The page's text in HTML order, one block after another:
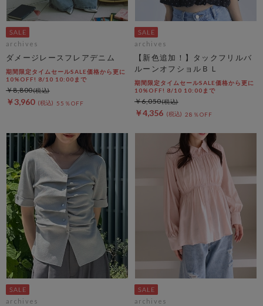
archives
ダメージレースフレアデニム
期間限定タイムセールSALE価格から更に
10%OFF! 8/10 10:00まで
￥3,960 55％OFF
￥8,800
archives
【新色追加！】タックフリルバ
ルーンオフショルＢＬ
期間限定タイムセールSALE価格から更に
10%OFF! 8/10 10:00まで
￥4,356 28％OFF
￥6,050
archives archives